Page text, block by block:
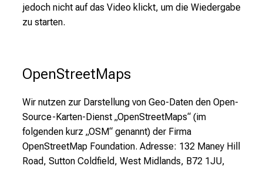
jedoch nicht auf das Video klickt, um die Wiedergabe
zu starten.
OpenStreetMaps
Wir nutzen zur Darstellung von Geo-Daten den Open-
Source-Karten-Dienst „OpenStreetMaps“ (im
folgenden kurz „OSM“ genannt) der Firma
OpenStreetMap Foundation. Adresse: 132 Maney Hill
Road, Sutton Coldfield, West Midlands, B72 1JU,